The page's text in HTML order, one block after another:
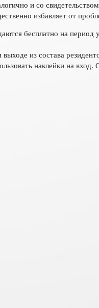
и со
избавляет от
бесплатно на период
из состава
наклейки на